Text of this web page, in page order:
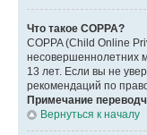
Что такое COPPA?
COPPA (Child Online
несовершеннолетних
13 лет. Если вы не
рекомендаций по
Примечание
Вернуться к началу